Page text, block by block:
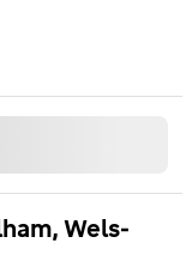
Wels-